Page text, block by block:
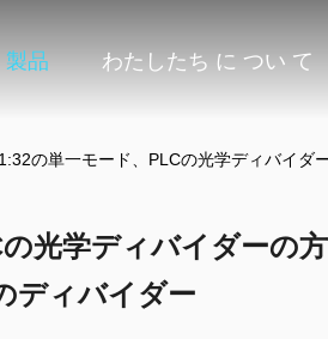
製品 わたしたち に つい て
1:32の単一モード、PLCの光学ディバイダ
光学ディバイダーの方
ディバイダー